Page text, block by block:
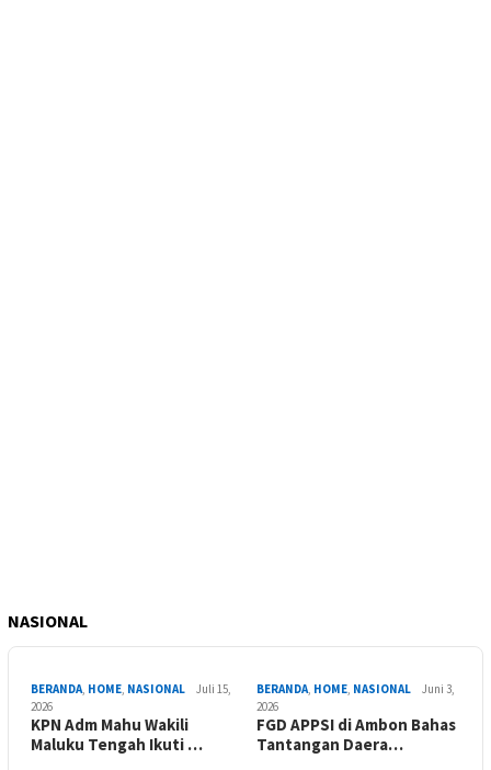
NASIONAL
BERANDA, HOME, NASIONAL
Juli 15,
2026
KPN Adm Mahu Wakili
Maluku Tengah Ikuti …
BERANDA, HOME, NASIONAL
Juni 3,
2026
FGD APPSI di Ambon Bahas
Tantangan Daera…